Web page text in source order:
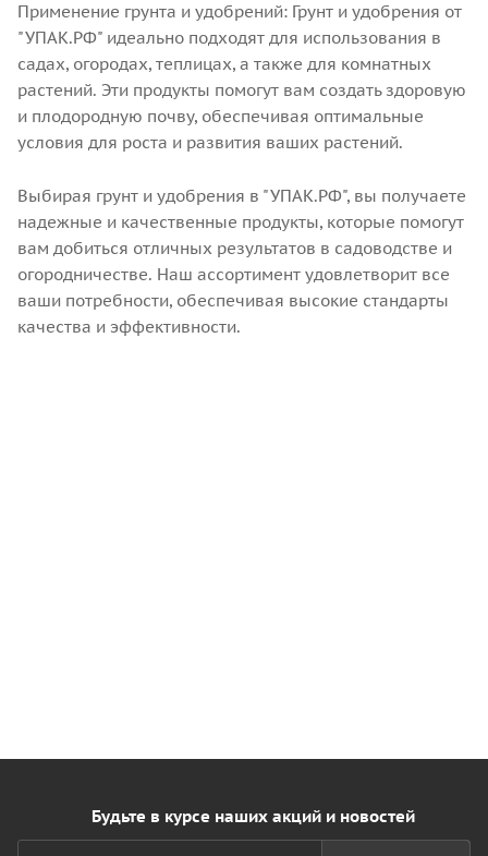
Применение грунта и удобрений: Грунт и удобрения от
"УПАК.РФ" идеально подходят для использования в
садах, огородах, теплицах, а также для комнатных
растений. Эти продукты помогут вам создать здоровую
и плодородную почву, обеспечивая оптимальные
условия для роста и развития ваших растений.
Выбирая грунт и удобрения в "УПАК.РФ", вы получаете
надежные и качественные продукты, которые помогут
вам добиться отличных результатов в садоводстве и
огородничестве. Наш ассортимент удовлетворит все
ваши потребности, обеспечивая высокие стандарты
качества и эффективности.
Будьте в курсе наших акций и новостей